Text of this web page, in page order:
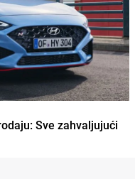
Sve zahvaljujući